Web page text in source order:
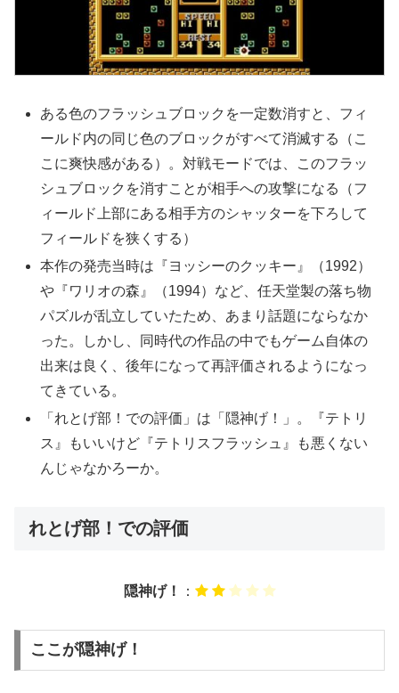
ある色のフラッシュブロックを一定数消すと、フィ
ールド内の同じ色のブロックがすべて消滅する（こ
こに爽快感がある）。対戦モードでは、このフラッ
シュブロックを消すことが相手への攻撃になる（フ
ィールド上部にある相手方のシャッターを下ろして
フィールドを狭くする）
本作の発売当時は『ヨッシーのクッキー』（1992）
や『ワリオの森』（1994）など、任天堂製の落ち物
パズルが乱立していたため、あまり話題にならなか
った。しかし、同時代の作品の中でもゲーム自体の
出来は良く、後年になって再評価されるようになっ
てきている。
「れとげ部！での評価」は「隠神げ！」。『テトリ
ス』もいいけど『テトリスフラッシュ』も悪くない
んじゃなかろーか。
れとげ部！での評価
隠神げ！ ：
ここが隠神げ！